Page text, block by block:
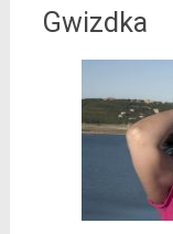
Gwizdka